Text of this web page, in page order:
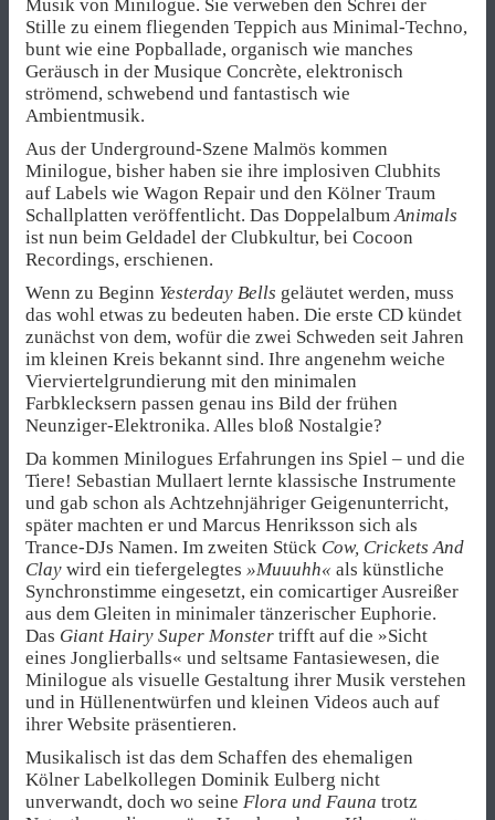
Musik von Minilogue. Sie verweben den Schrei der
Stille zu einem fliegenden Teppich aus Minimal-Techno,
bunt wie eine Popballade, organisch wie manches
Geräusch in der Musique Concrète, elektronisch
strömend, schwebend und fantastisch wie
Ambientmusik.
Aus der Underground-Szene Malmös kommen
Minilogue, bisher haben sie ihre implosiven Clubhits
auf Labels wie Wagon Repair und den Kölner Traum
Schallplatten veröffentlicht. Das DoppelalbumAnimals
ist nun beim Geldadel der Clubkultur, bei Cocoon
Recordings, erschienen.
Wenn zu Beginn Yesterday Bells geläutet werden, muss
das wohl etwas zu bedeuten haben. Die erste CD kündet
zunächst von dem, wofür die zwei Schweden seit Jahren
im kleinen Kreis bekannt sind. Ihre angenehm weiche
Vierviertelgrundierung mit den minimalen
Farbklecksern passen genau ins Bild der frühen
Neunziger-Elektronika. Alles bloß Nostalgie?
Da kommen Minilogues Erfahrungen ins Spiel – und die
Tiere! Sebastian Mullaert lernte klassische Instrumente
und gab schon als Achtzehnjähriger Geigenunterricht,
später machten er und Marcus Henriksson sich als
Trance-DJs Namen. Im zweiten Stück Cow, Crickets And
Clay wird ein tiefergelegtes »Muuuhh« als künstliche
Synchronstimme eingesetzt, ein comicartiger Ausreißer
aus dem Gleiten in minimaler tänzerischer Euphorie.
Das Giant Hairy Super Monster trifft auf die »Sicht
eines Jonglierballs« und seltsame Fantasiewesen, die
Minilogue als visuelle Gestaltung ihrer Musik verstehen
und in Hüllenentwürfen und kleinen Videos auch auf
ihrer Website präsentieren.
Musikalisch ist das dem Schaffen des ehemaligen
Kölner Labelkollegen Dominik Eulberg nicht
unverwandt, doch wo seine Flora und Fauna trotz